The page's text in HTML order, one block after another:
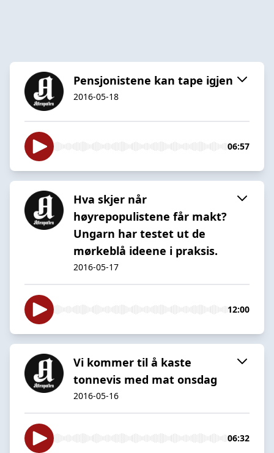
Pensjonistene kan tape igjen
2016-05-18
06:57
Hva skjer når
høyrepopulistene får makt?
Ungarn har testet ut de
mørkeblå ideene i praksis.
2016-05-17
12:00
Vi kommer til å kaste
tonnevis med mat onsdag
2016-05-16
06:32